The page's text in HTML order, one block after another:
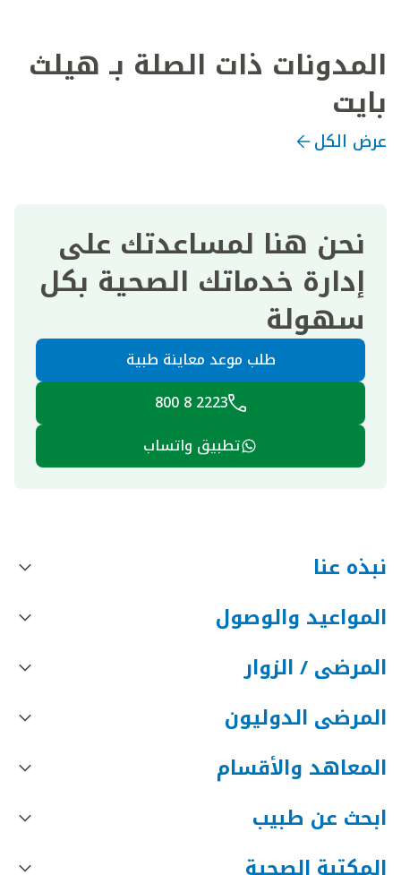
المدونات ذات الصلة بـ هيلث
بايت
عرض الكل
نحن هنا لمساعدتك على
إدارة خدماتك الصحية بكل
سهولة
طلب موعد معاينة طبية
2223 8 800
تطبيق واتساب
نبذه عنا
المواعيد والوصول
المرضى / الزوار
المرضى الدوليون
المعاهد والأقسام
ابحث عن طبيب